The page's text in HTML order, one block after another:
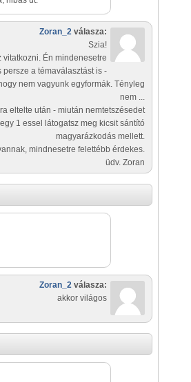
Zoran_2 válasza:
Szia!
Én mindenesetre
a témaválasztást is -
nem vagyunk egyformák. Tényleg
nem ...
eltelte után - miután nemtetszésedet
1 essel látogatsz meg kicsit sántító
magyarázkodás mellett.
mindnesetre felettébb érdekes.
üdv. Zoran
Zoran_2 válasza:
akkor világos